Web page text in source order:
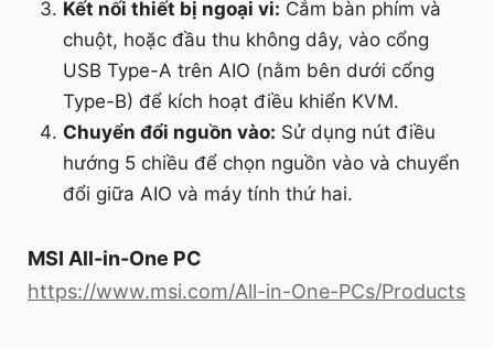
Kết nối thiết bị ngoại vi: Cắm bàn phím và
chuột, hoặc đầu thu không dây, vào cổng
USB Type-A trên AIO (nằm bên dưới cổng
Type-B) để kích hoạt điều khiển KVM.
Chuyển đổi nguồn vào: Sử dụng nút điều
hướng 5 chiều để chọn nguồn vào và chuyển
đổi giữa AIO và máy tính thứ hai.
MSI All-in-One PC
https://www.msi.com/All-in-One-PCs/Products